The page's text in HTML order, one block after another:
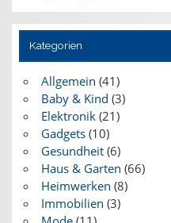
Kategorien
Allgemein (41)
Baby & Kind (3)
Elektronik(21)
Gadgets(10)
Gesundheit(6)
Haus & Garten (66)
Heimwerken (8)
Immobilien (3)